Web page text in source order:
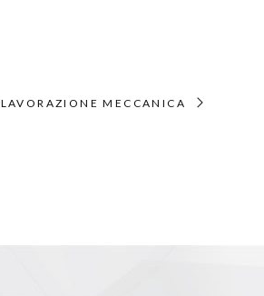
LAVORAZIONE MECCANICA